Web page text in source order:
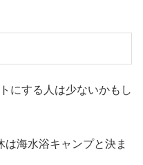
にする人は少ないかもし
海水浴キャンプと決ま